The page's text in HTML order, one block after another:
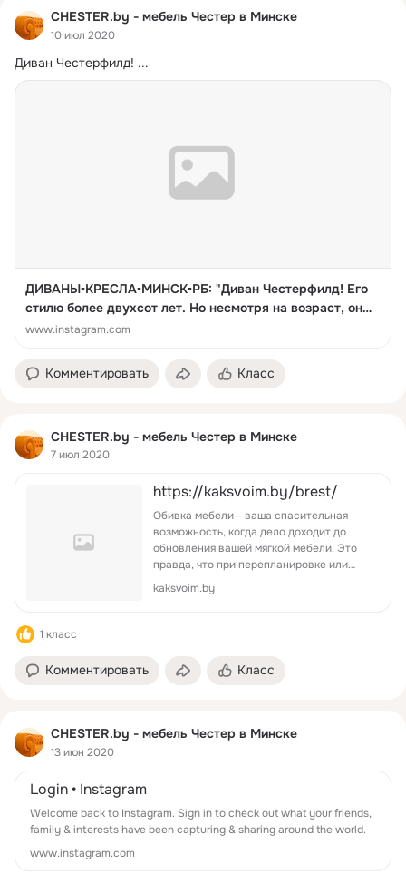
CHESTER.by - мебель Честер в Минске
10 июл 2020
Диван Честерфилд! ...
ДИВАНЫ️️▪️КРЕСЛА▪️МИНСК▪️РБ: "Диван Честерфилд! Его
стилю более двухсот лет. Но несмотря на возраст, он
мало изменился! ⠀ ⠀ ⠀ ⠀ ⠀ ⠀ 👉 Ждём ваших заказов 👍
ткани! ⠀ CHESTER.by - это: 💪 100% ручная работа...
www.instagram.com
Комментировать Класс
CHESTER.by - мебель Честер в Минске
7 июл 2020
https://kaksvoim.by/brest/
Обивка мебели - ваша спасительная
возможность, когда дело доходит до
обновления вашей мягкой мебели. Это
правда, что при перепланировке или
ремонте дома заманчиво выбрасывать
все и начинать заново со всей новой
kaksvoim.by
1 класс
Комментировать Класс
CHESTER.by - мебель Честер в Минске
13 июн 2020
Login • Instagram
Welcome back to Instagram. Sign in to check out what your friends,
family & interests have been capturing & sharing around the world.
www.instagram.com